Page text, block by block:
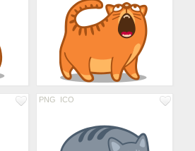
PNG ICO